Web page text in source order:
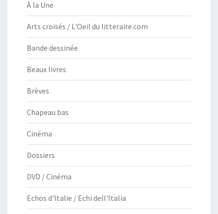
À la Une
Arts croisés / L'Oeil du litteraire.com
Bande dessinée
Beaux livres
Brèves
Chapeau bas
Cinéma
Dossiers
DVD / Cinéma
Echos d'Italie / Echi dell'Italia